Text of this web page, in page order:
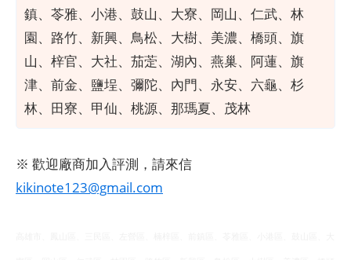
鎮、苓雅、小港、鼓山、大寮、岡山、仁武、林
園、路竹、新興、鳥松、大樹、美濃、橋頭、旗
山、梓官、大社、茄萣、湖內、燕巢、阿蓮、旗
津、前金、鹽埕、彌陀、內門、永安、六龜、杉
林、田寮、甲仙、桃源、那瑪夏、茂林
※ 歡迎廠商加入評測，請來信
kikinote123@gmail.com